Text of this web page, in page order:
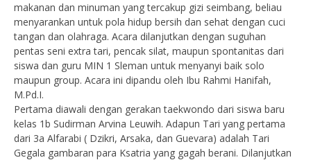
makanan dan minuman yang tercakup gizi seimbang, beliau
menyarankan untuk pola hidup bersih dan sehat dengan cuci
tangan dan olahraga. Acara dilanjutkan dengan suguhan
pentas seni extra tari, pencak silat, maupun spontanitas dari
siswa dan guru MIN 1 Sleman untuk menyanyi baik solo
maupun group. Acara ini dipandu oleh Ibu Rahmi Hanifah,
M.Pd.I.
Pertama diawali dengan gerakan taekwondo dari siswa baru
kelas 1b Sudirman Arvina Leuwih. Adapun Tari yang pertama
dari 3a Alfarabi ( Dzikri, Arsaka, dan Guevara) adalah Tari
Gegala gambaran para Ksatria yang gagah berani. Dilanjutkan